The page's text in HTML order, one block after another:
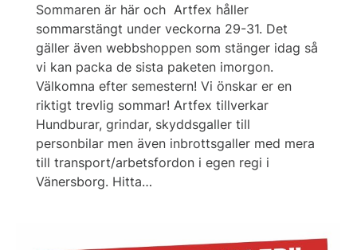
Sommaren är här och Artfex håller
sommarstängt under veckorna 29-31. Det
gäller även webbshoppen som stänger idag så
vi kan packa de sista paketen imorgon.
Välkomna efter semestern! Vi önskar er en
riktigt trevlig sommar! Artfex tillverkar
Hundburar, grindar, skyddsgaller till
personbilar men även inbrottsgaller med mera
till transport/arbetsfordon i egen regi i
Vänersborg. Hitta…